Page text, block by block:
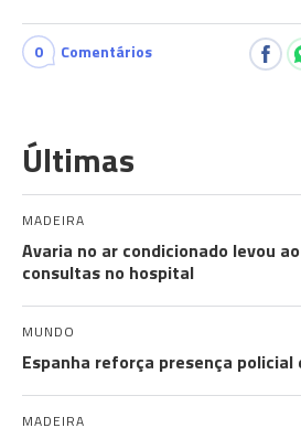
0 Comentários
Últimas
MADEIRA
Avaria no ar condicionado levou
consultas no hospital
MUNDO
Espanha reforça presença
MADEIRA